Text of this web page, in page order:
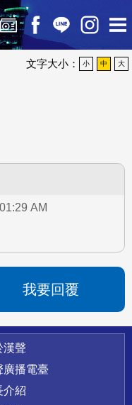
文字大小： 小 中 大
AM
我要回覆
漢聲
廣播電臺
介紹